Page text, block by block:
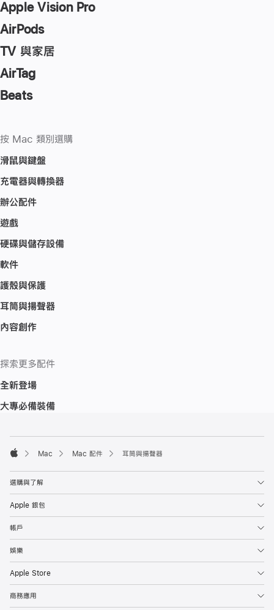
Apple Vision Pro
AirPods
TV 與家居
AirTag
Beats
按 Mac 類別選購
滑鼠與鍵盤
充電器與轉換器
辦公配件
遊戲
硬碟與儲存設備
軟件
護殼與保護
耳筒與揚聲器
內容創作
探索更多配件
全新登場
大專必備裝備
腳
Mac Mac 配件 耳筒與揚聲器
選購與了解
Apple 銀包
帳戶
娛樂
Apple Store
商務應用